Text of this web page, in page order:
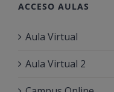
ACCESO AULAS
Aula Virtual
Aula Virtual 2